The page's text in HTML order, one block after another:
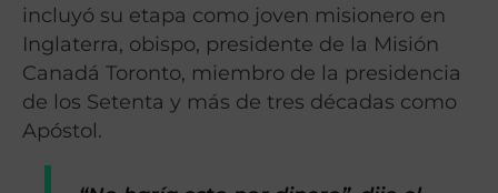
incluyó su etapa como joven misionero en
Inglaterra, obispo, presidente de la Misión
Canadá Toronto, miembro de la presidencia
de los Setenta y más de tres décadas como
Apóstol.